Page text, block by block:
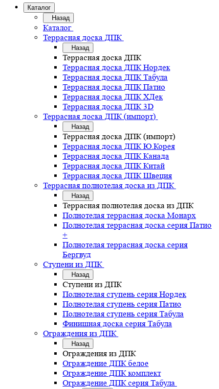
Каталог
Назад
Каталог
Террасная доска ДПК
Назад
Террасная доска ДПК
Террасная доска ДПК Нордек
Террасная доска ДПК Табула
Террасная доска ДПК Патио
Террасная доска ДПК ХДек
Террасная доска ДПК 3D
Террасная доска ДПК (импорт)
Назад
Террасная доска ДПК (импорт)
Террасная доска ДПК Ю.Корея
Террасная доска ДПК Канада
Террасная доска ДПК Китай
Террасная доска ДПК Швеция
Террасная полнотелая доска из ДПК
Назад
Террасная полнотелая доска из ДПК
Полнотелая террасная доска Монарх
Полнотелая террасная доска серия Патио
+
Полнотелая террасная доска серия
Бергвуд
Ступени из ДПК
Назад
Ступени из ДПК
Полнотелая ступень серия Нордек
Полнотелая ступень серия Патио
Полнотелая ступень серия Табула
Финишная доска серия Табула
Ограждения из ДПК
Назад
Ограждения из ДПК
Ограждение ДПК белое
Ограждение ДПК комплект
Ограждение ДПК серия Табула